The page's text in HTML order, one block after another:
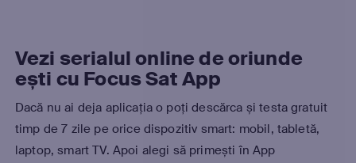
Vezi serialul online de oriunde
ești cu Focus Sat App
Dacă nu ai deja aplicația o poți descărca și testa gratuit
timp de 7 zile pe orice dispozitiv smart: mobil, tabletă,
laptop, smart TV. Apoi alegi să primești în App